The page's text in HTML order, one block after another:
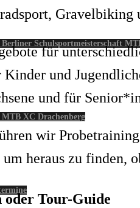
Schulsportmeisterschaft
XC Drachenberg
Gravelbiking
für
und
und für
wir
heraus zu finden,
oder Tour-Guide